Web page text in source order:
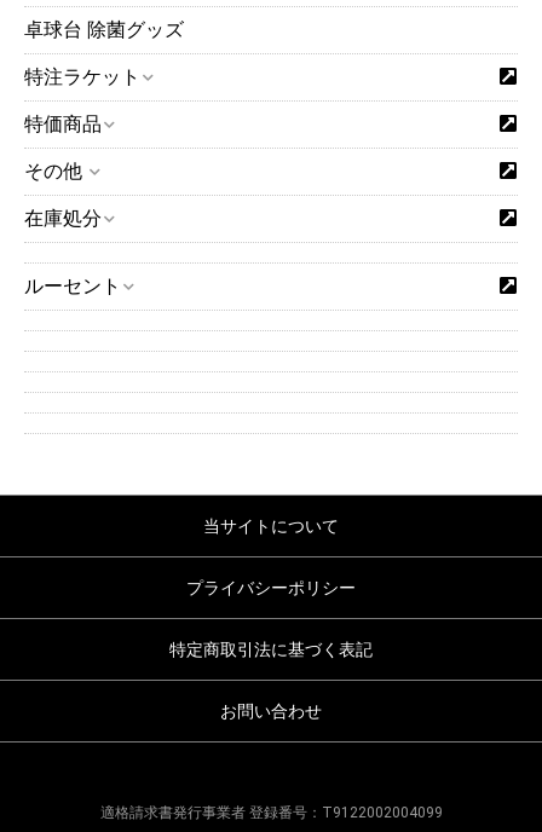
卓球台 除菌グッズ
特注ラケット
特価商品
その他
在庫処分
ルーセント
当サイトについて
プライバシーポリシー
特定商取引法に基づく表記
お問い合わせ
適格請求書発行事業者 登録番号：T9122002004099